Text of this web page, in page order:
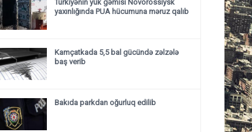
Türkiyənin yük gəmisi Novorossiysk
yaxınlığında PUA hücumuna məruz qalıb
Kamçatkada 5,5 bal gücündə zəlzələ
baş verib
Bakıda parkdan oğurluq edilib